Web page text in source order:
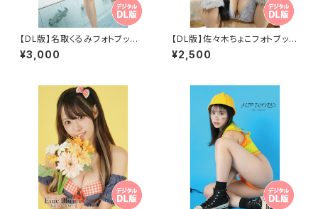
【DL版】名取くるみフォトブック
『OfuroHolic』
¥3,000
【DL版】佐々木ちょこフォトブック
『ちょこどうぶつえん』
¥2,500